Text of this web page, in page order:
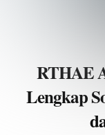
RTHAE
Lengkap